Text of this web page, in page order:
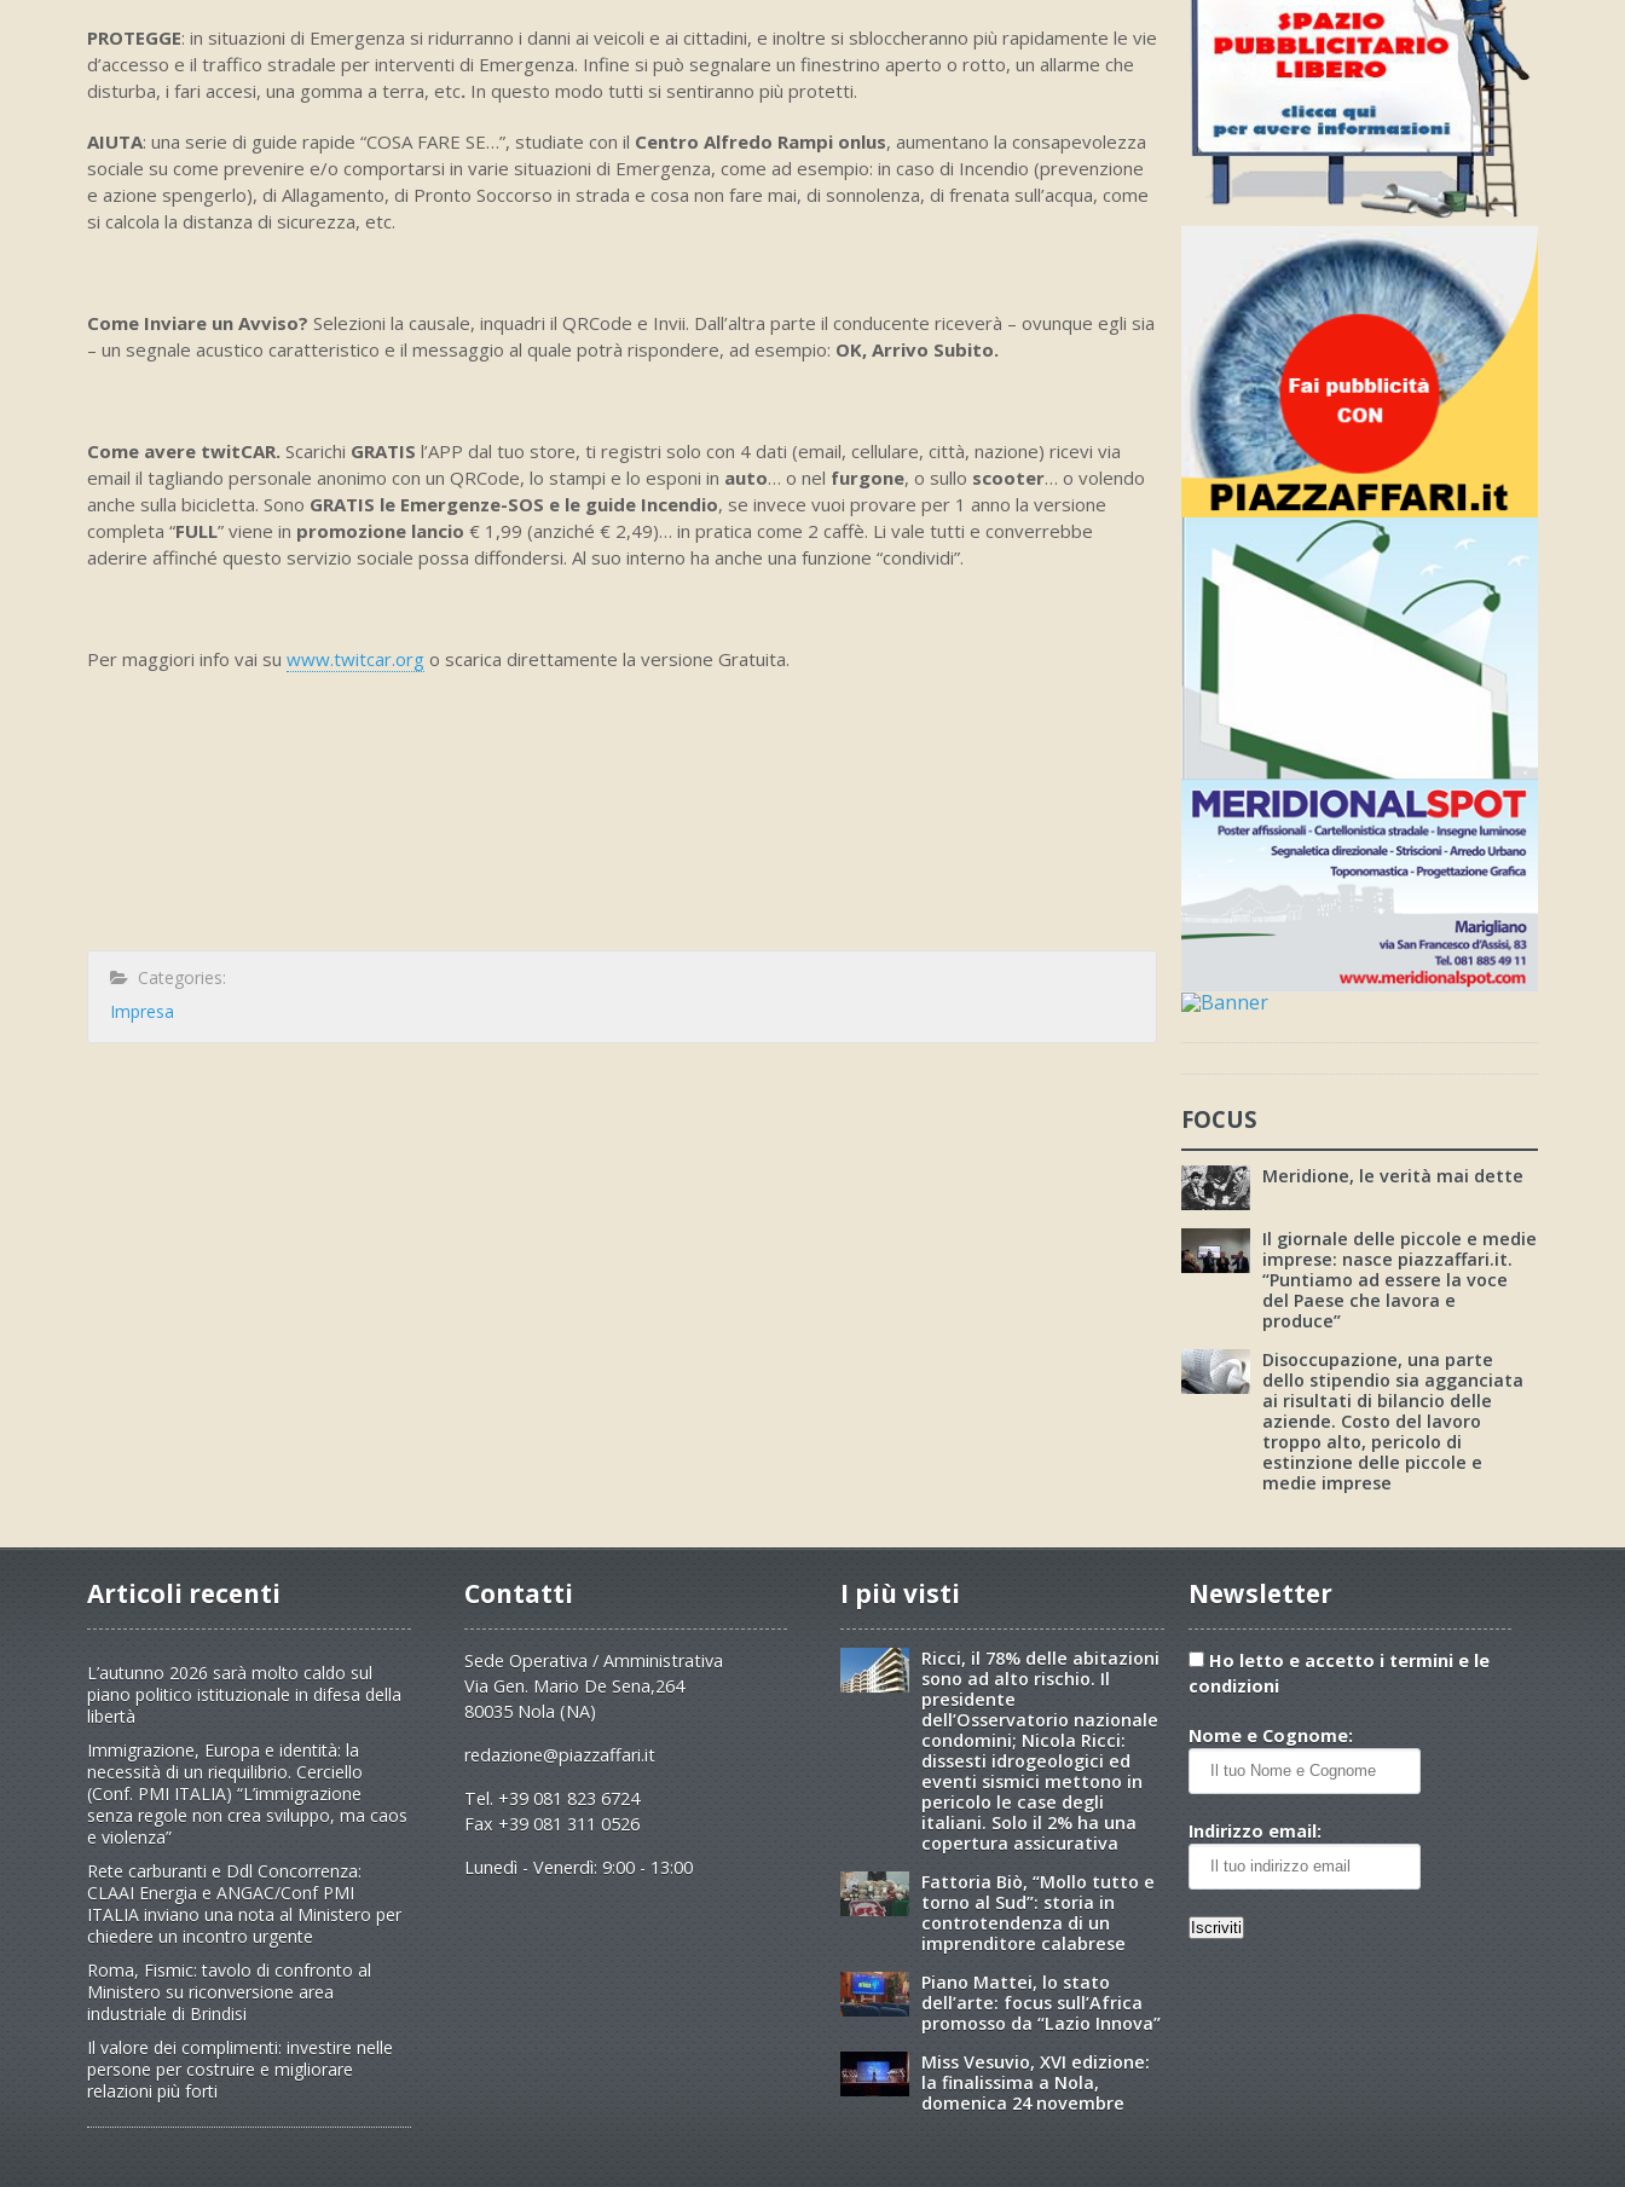
PROTEGGE: in situazioni di Emergenza si ridurranno i danni ai veicoli e ai cittadini, e inoltre si sbloccheranno più rapidamente le vie
d’accesso e il traffico stradale per interventi di Emergenza. Infine si può segnalare un finestrino aperto o rotto, un allarme che
disturba, i fari accesi, una gomma a terra, etc. In questo modo tutti si sentiranno più protetti.
AIUTA: una serie di guide rapide “COSA FARE SE…”, studiate con il Centro Alfredo Rampi onlus, aumentano la consapevolezza
sociale su come prevenire e/o comportarsi in varie situazioni di Emergenza, come ad esempio: in caso di Incendio (prevenzione
e azione spengerlo), di Allagamento, di Pronto Soccorso in strada e cosa non fare mai, di sonnolenza, di frenata sull’acqua, come
si calcola la distanza di sicurezza, etc.
Come Inviare un Avviso? Selezioni la causale, inquadri il QRCode e Invii. Dall’altra parte il conducente riceverà – ovunque egli sia
– un segnale acustico caratteristico e il messaggio al quale potrà rispondere, ad esempio: OK, Arrivo Subito.
Come avere twitCAR. Scarichi GRATIS l’APP dal tuo store, ti registri solo con 4 dati (email, cellulare, città, nazione) ricevi via
email il tagliando personale anonimo con un QRCode, lo stampi e lo esponi in auto… o nel furgone, o sullo scooter… o volendo
anche sulla bicicletta. Sono GRATIS le Emergenze-SOS e le guide Incendio, se invece vuoi provare per 1 anno la versione
completa “FULL” viene in promozione lancio € 1,99 (anziché € 2,49)… in pratica come 2 caffè. Li vale tutti e converrebbe
aderire affinché questo servizio sociale possa diffondersi. Al suo interno ha anche una funzione “condividi”.
Per maggiori info vai su www.twitcar.org o scarica direttamente la versione Gratuita.
Categories:
Impresa
FOCUS
Meridione, le verità mai dette
Il giornale delle piccole e medie
imprese: nasce piazzaffari.it.
“Puntiamo ad essere la voce
del Paese che lavora e
produce”
Disoccupazione, una parte
dello stipendio sia agganciata
ai risultati di bilancio delle
aziende. Costo del lavoro
troppo alto, pericolo di
estinzione delle piccole e
medie imprese
Articoli recenti
L’autunno 2026 sarà molto caldo sul
piano politico istituzionale in difesa della
libertà
Immigrazione, Europa e identità: la
necessità di un riequilibrio. Cerciello
(Conf. PMI ITALIA) “L’immigrazione
senza regole non crea sviluppo, ma caos
e violenza”
Rete carburanti e Ddl Concorrenza:
CLAAI Energia e ANGAC/Conf PMI
ITALIA inviano una nota al Ministero per
chiedere un incontro urgente
Roma, Fismic: tavolo di confronto al
Ministero su riconversione area
industriale di Brindisi
Il valore dei complimenti: investire nelle
persone per costruire e migliorare
relazioni più forti
Contatti
Sede Operativa / Amministrativa
Via Gen. Mario De Sena,264
80035 Nola (NA)
redazione@piazzaffari.it
Tel. +39 081 823 6724
Fax +39 081 311 0526
Lunedì - Venerdì: 9:00 - 13:00
I più visti
Ricci, il 78% delle abitazioni
sono ad alto rischio. Il
presidente
dell’Osservatorio nazionale
condomini; Nicola Ricci:
dissesti idrogeologici ed
eventi sismici mettono in
pericolo le case degli
italiani. Solo il 2% ha una
copertura assicurativa
Fattoria Biò, “Mollo tutto e
torno al Sud”: storia in
controtendenza di un
imprenditore calabrese
Piano Mattei, lo stato
dell’arte: focus sull’Africa
promosso da “Lazio Innova”
Miss Vesuvio, XVI edizione:
la finalissima a Nola,
domenica 24 novembre
Newsletter
Ho letto e accetto i termini e le
condizioni
Nome e Cognome:
Indirizzo email: